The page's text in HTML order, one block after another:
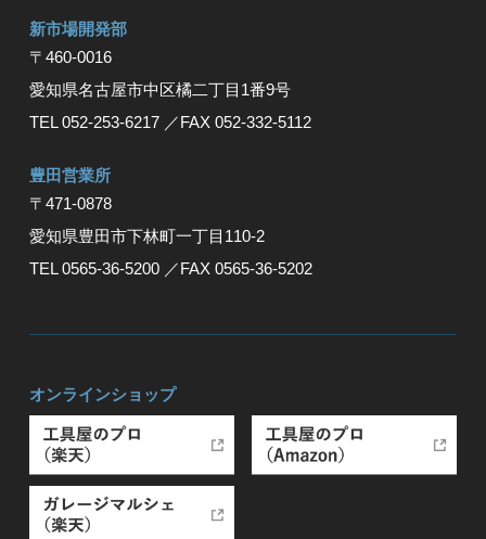
新市場開発部
〒460-0016
愛知県名古屋市中区橘二丁目1番9号
TEL 052-253-6217 ／FAX 052-332-5112
豊⽥営業所
〒471-0878
愛知県豊⽥市下林町⼀丁⽬110-2
TEL 0565-36-5200 ／FAX 0565-36-5202
オンラインショップ